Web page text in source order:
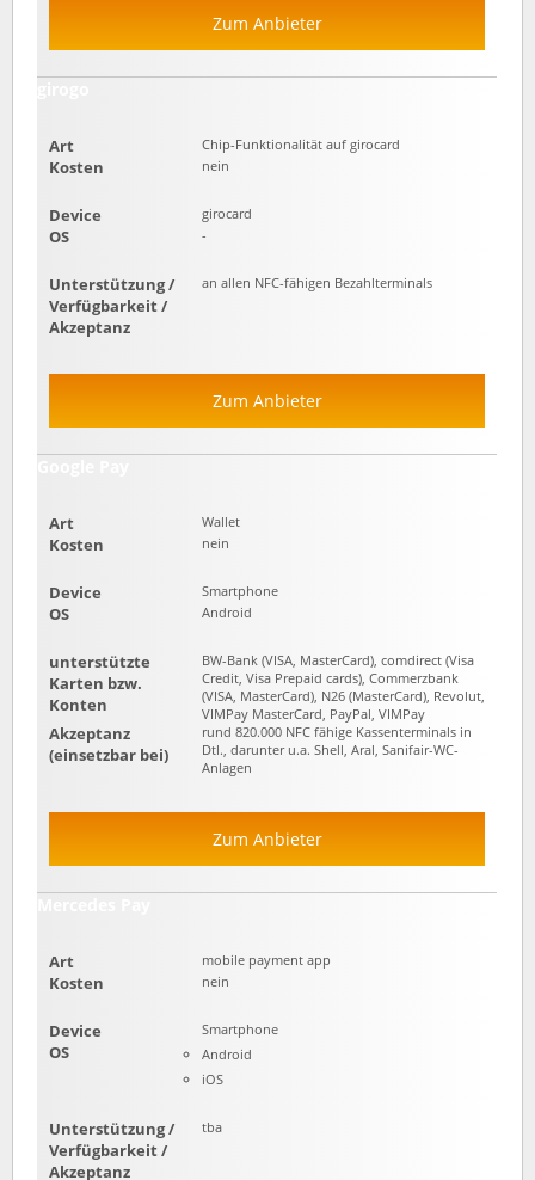
Zum Anbieter
Art Chip-Funktionalität auf girocard
Kosten nein
Device girocard
OS -
Unterstützung /
Verfügbarkeit /
Akzeptanz
an allen NFC-fähigen Bezahlterminals
Zum Anbieter
Art Wallet
Kosten nein
Device Smartphone
OS Android
unterstützte
Karten bzw.
Konten
BW-Bank (VISA, MasterCard), comdirect (Visa
Credit, Visa Prepaid cards), Commerzbank
(VISA, MasterCard), N26 (MasterCard), Revolut,
VIMPay MasterCard, PayPal, VIMPay
Akzeptanz
(einsetzbar bei)
rund 820.000 NFC fähige Kassenterminals in
Dtl., darunter u.a. Shell, Aral, Sanifair-WC-
Anlagen
Zum Anbieter
Art mobile payment app
Kosten nein
Device Smartphone
OS
Android
iOS
Unterstützung /
Verfügbarkeit /
Akzeptanz
tba